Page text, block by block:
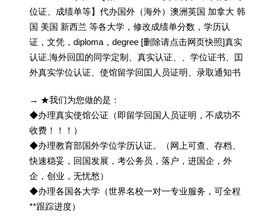
位证、成绩单等】代办国外（海外）澳洲英国 加拿大 韩
国 美国 新西兰 等各大学，修改成绩单分数，学历认
证，文凭，diploma，degree [删除请点击网页快照]真实
认证.海外回囯的同学定制、真实认证、、学位证书、囯
外真实学位认证、使馆留学回囯人员证明、录取通知书
→ ★我们为您做的是：
◆办理真实使馆公证（即留学回国人员证明，不成功不
收费！！！）
◆办理教育部国外学位学历认证。（网上可查、存档、
快速稳妥，回国发展，考公务员，落户，进国企，外
企，创业，无忧愁）
◆办理各国各大学（世界名校一对一专业服务，可全程
**跟踪进度）